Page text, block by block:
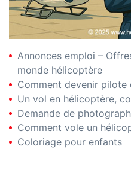
Annonces emploi –
monde hélicoptère
Comment devenir pilote
Un vol en hélicoptère,
Demande de
Comment vole un
Coloriage pour enfants